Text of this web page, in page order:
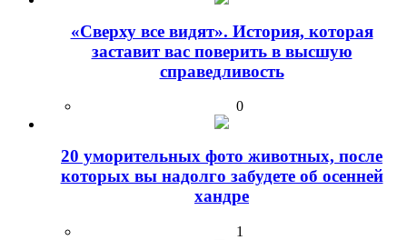
«Сверху все видят». История, которая
заставит вас поверить в высшую
справедливость
0
20 уморительных фото животных, после
которых вы надолго забудете об осенней
хандре
1